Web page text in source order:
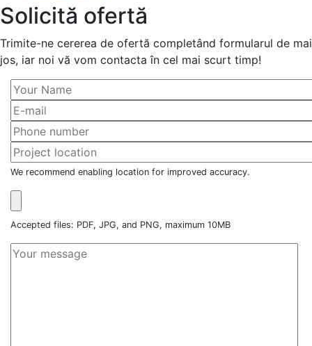
Solicită ofertă
Trimite-ne cererea de ofertă completând formularul de mai
jos, iar noi vă vom contacta în cel mai scurt timp!
We recommend enabling location for improved accuracy.
Accepted files: PDF, JPG, and PNG, maximum 10MB